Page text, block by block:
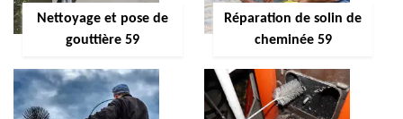
Nettoyage et pose de
gouttière 59
Réparation de solin de
cheminée 59